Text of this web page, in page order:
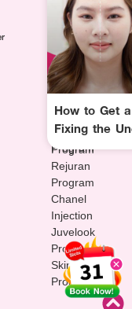
Program
Filler
Injection
Program
MesoFat
Program
Oligio
Program
Thermage
Program
Sculptra
HArmonyCa
Injection
Program
Injection
Program
AuraWhite
Injection
Program
drip
Injection
Program
Rejuran
Program
Chanel
Injection
Juvelook
Program
Skinvive
Program
How to Get
Fixing the